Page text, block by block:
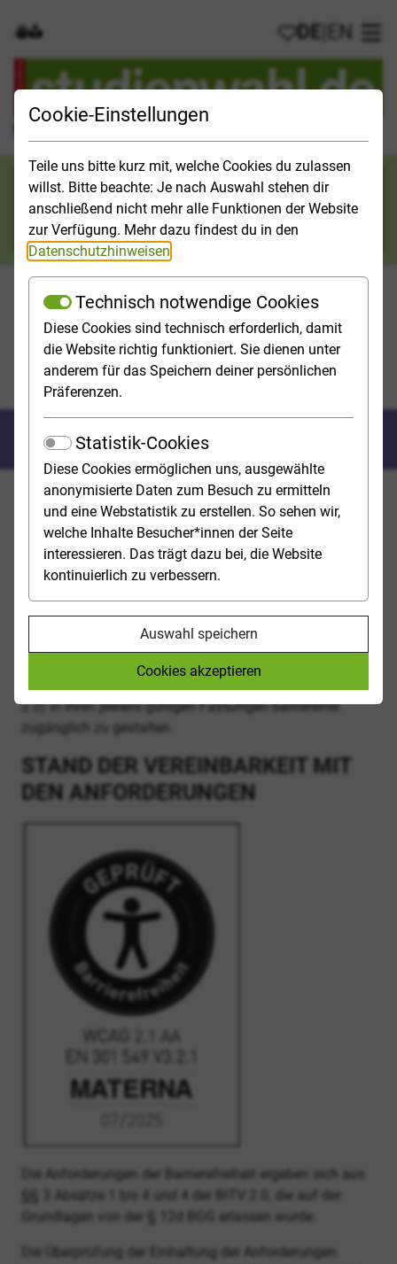
Cookie-Einstellungen
Teile uns bitte kurz mit, welche Cookies du zulassen
willst. Bitte beachte: Je nach Auswahl stehen dir
anschließend nicht mehr alle Funktionen der Website
zur Verfügung. Mehr dazu findest du in den
Datenschutzhinweisen
Technisch notwendige Cookies
Diese Cookies sind technisch erforderlich, damit
die Website richtig funktioniert. Sie dienen unter
anderem für das Speichern deiner persönlichen
Präferenzen.
Statistik-Cookies
Diese Cookies ermöglichen uns, ausgewählte
anonymisierte Daten zum Besuch zu ermitteln
und eine Webstatistik zu erstellen. So sehen wir,
welche Inhalte Besucher*innen der Seite
interessieren. Das trägt dazu bei, die Website
kontinuierlich zu verbessern.
Auswahl speichern
Cookies akzeptieren
Gebärdensprache
Leichte Sprache
Meine
DE EN
Suchkategorie
Orientieren Studieninfos Studienfelder
StartseiteBarrierefreiheit
Erklärung zur Barrierefreiheit
Diese Erklärung zur Barrierefreiheit gilt für die unter
https://studienwahl.de veröffentlichte Webseite der
Die Bundesagentur für Arbeit ist bemüht, die unter
studienwahl.de veröffentlichte Webseite im Einklang mit
den Rechtsgrundlagen der UN-
Behindertenrechtskonvention (UN-BRK), des
Behindertengleichstellungsgesetzes (BGG) sowie der
2.0) in ihren jeweils gültigen Fassungen barrierefrei
zugänglich zu gestalten.
STAND DER VEREINBARKEIT MIT
DEN ANFORDERUNGEN
Die Anforderungen der Barrierefreiheit ergeben sich aus
§§ 3 Absätze 1 bis 4 und 4 der BITV 2.0, die auf der
Grundlagen von der § 12d BGG erlassen wurde.
Die Überprüfung der Einhaltung der Anforderungen